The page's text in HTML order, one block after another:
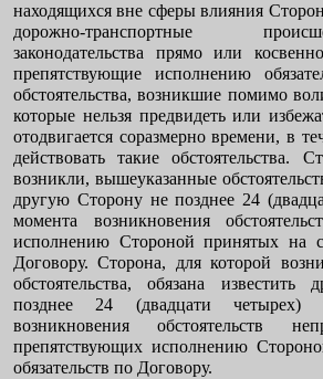
находящихся вне сферы влияния
дорожно-транспортные
законодательства прямо или
препятствующие исполнению
обстоятельства, возникшие помимо
которые нельзя предвидеть или
отодвигается соразмерно времени, в
действовать такие обстоятельства.
возникли, вышеуказанные
другую Сторону не позднее 24
момента возникновения
исполнению Стороной принятых на
Договору. Сторона, для которой
обстоятельства, обязана
позднее 24 (двадцати
возникновения обстоятельств
препятствующих исполнению
обязательств по Договору.